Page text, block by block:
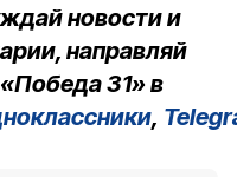
новости и
направляй
31» в
,